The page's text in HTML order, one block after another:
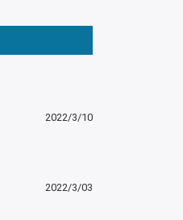
2022/3/10
2022/3/03